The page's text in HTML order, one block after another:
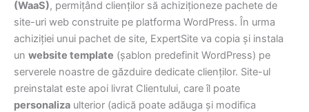
(WaaS), permițând clienților să achiziționeze pachete de
site-uri web construite pe platforma WordPress. În urma
achiziției unui pachet de site, ExpertSite va copia și instala
un website template (șablon predefinit WordPress) pe
serverele noastre de găzduire dedicate clienților. Site-ul
preinstalat este apoi livrat Clientului, care îl poate
personaliza ulterior (adică poate adăuga și modifica